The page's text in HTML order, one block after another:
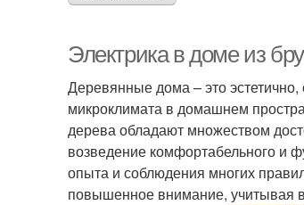
Электрика в доме из
Деревянные дома – это
микроклимата в домашнем
дерева обладают множеством
возведение комфортабельного и
опыта и соблюдения многих
повышенное внимание, учитывая